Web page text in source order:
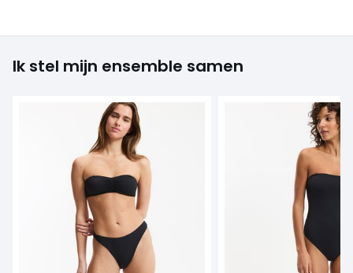
Ik stel mijn ensemble samen